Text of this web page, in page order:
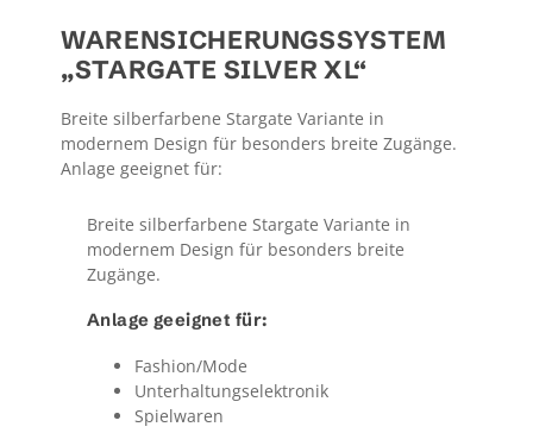
WARENSICHERUNGSSYSTEM
„STARGATE SILVER XL“
Breite silberfarbene Stargate Variante in
modernem Design für besonders breite Zugänge.
Anlage geeignet für:
Breite silberfarbene Stargate Variante in
modernem Design für besonders breite
Zugänge.
Anlage geeignet für:
Fashion/Mode
Unterhaltungselektronik
Spielwaren